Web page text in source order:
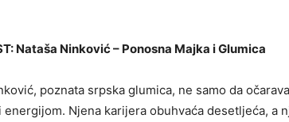
Nataša Ninković – Ponosna Majka i Glumica
poznata srpska glumica, ne samo da
energijom. Njena karijera obuhvaća desetljeća, a